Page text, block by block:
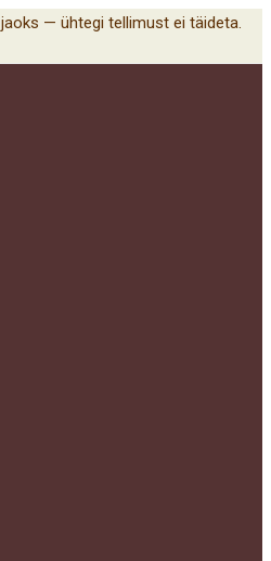
— ühtegi tellimust ei täideta.
Menu
Toggle
Menu
Toggle
Menu
Toggle